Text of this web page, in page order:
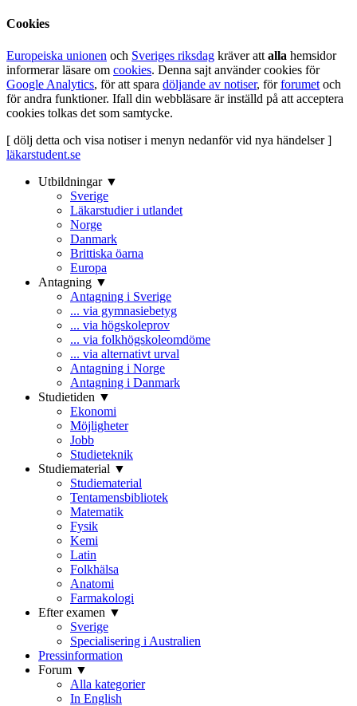
Cookies
Europeiska unionen och Sveriges riksdag kräver att alla hemsidor
informerar läsare om cookies. Denna sajt använder cookies för
Google Analytics, för att spara döljande av notiser, förforumet och
för andra funktioner. Ifall din webbläsare är inställd på att acceptera
cookies tolkas det som samtycke.
[ dölj detta och visa notiser i menyn nedanför vid nya händelser ]
läkarstudent.se
Utbildningar ▼
Sverige
Läkarstudier i utlandet
Norge
Danmark
Brittiska öarna
Europa
Antagning ▼
Antagning i Sverige
... via gymnasiebetyg
... via högskoleprov
... via folkhögskoleomdöme
... via alternativt urval
Antagning i Norge
Antagning i Danmark
Studietiden ▼
Ekonomi
Möjligheter
Jobb
Studieteknik
Studiematerial ▼
Studiematerial
Tentamensbibliotek
Matematik
Fysik
Kemi
Latin
Folkhälsa
Anatomi
Farmakologi
Efter examen ▼
Sverige
Specialisering i Australien
Pressinformation
Forum ▼
Alla kategorier
In English